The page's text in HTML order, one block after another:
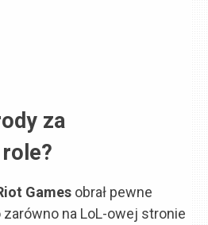
za
Games obrał pewne
na LoL-owej stronie